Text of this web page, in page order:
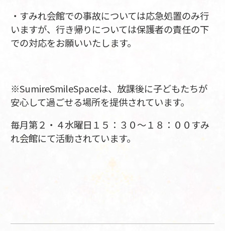
・すみれ会館での事故については応急処置のみ行
いますが、行き帰りについては保護者の責任の下
での対応をお願いいたします。
※SumireSmileSpaceは、放課後に子どもたちが
安心して過ごせる場所を提供されています。
毎月第２・４水曜日１５：３０～１８：００すみ
れ会館にて活動されています。